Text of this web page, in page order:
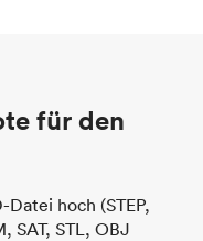
für den
hoch (STEP,
SAT, STL, OBJ